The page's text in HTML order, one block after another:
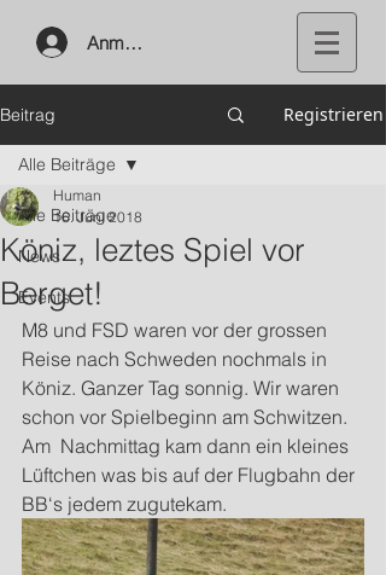
Anmelden
Beitrag Registrieren
Alle Beiträge
News
Events
Alle Beiträge
Köniz, leztes Spiel vor
Berget!
Human
16. Juni 2018
M8 und FSD waren vor der grossen
Reise nach Schweden nochmals in
Köniz. Ganzer Tag sonnig. Wir waren
schon vor Spielbeginn am Schwitzen.
Am  Nachmittag kam dann ein kleines
Lüftchen was bis auf der Flugbahn der
BB‘s jedem zugutekam.